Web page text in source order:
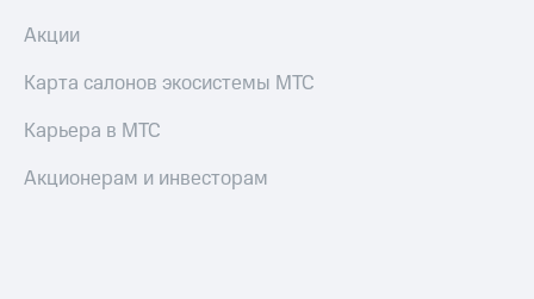
Акции
Карта салонов экосистемы МТС
Карьера в МТС
Акционерам и инвесторам